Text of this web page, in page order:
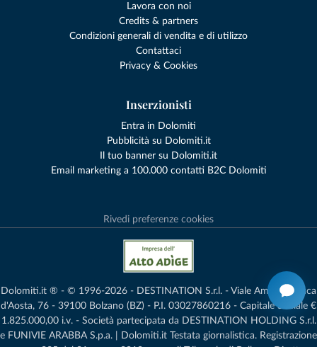
Lavora con noi
Credits & partners
Condizioni generali di vendita e di utilizzo
Contattaci
Privacy & Cookies
Inserzionisti
Entra in Dolomiti
Pubblicità su Dolomiti.it
Il tuo banner su Dolomiti.it
Email marketing a 100.000 contatti B2C Dolomiti
Rivedi preferenze cookies
Dolomiti.it ® - © 1996-2026 - DESTINATION S.r.l. - Viale Amedeo Duca
d'Aosta, 76 - 39100 Bolzano (BZ) - P.I. 03027860216 - Capitale Sociale €
1.825.000,00 i.v. - Società partecipata da DESTINATION HOLDING S.r.l.
e FUNIVIE ARABBA S.p.a. | Dolomiti.it Testata giornalistica. Registrazione